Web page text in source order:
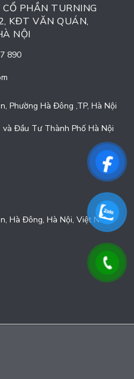
PHẦN TURNING
KĐT VĂN QUÁN,
NỘI
890
Phường Hà Đông ,TP, Hà Nội
và Đầu Tư Thành Phố Hà Nội
Hà Đông, Hà Nội, Việt Nam